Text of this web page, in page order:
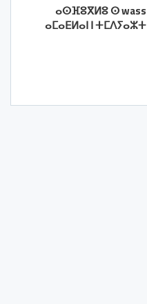
ⴰⵙⴼⵓⴳⵍⵓ ⵙ wass
ⴰⵎⴰⴹⵍⴰⵏ ⵏ ⵜⵎⴷⵢⴰⵣⵜ